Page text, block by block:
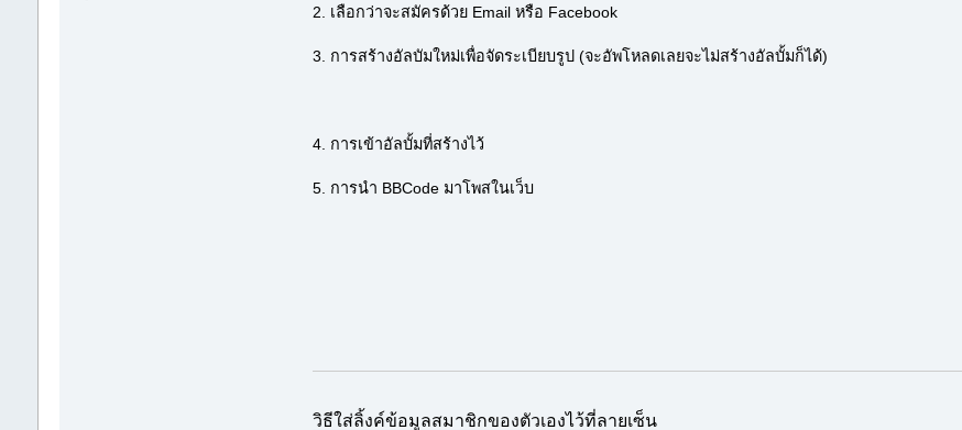
2. เลือกว่าจะสมัครด้วย Email หรือ Facebook
3. การสร้างอัลบัมใหม่เพื่อจัดระเบียบรูป (จะอัพโหลดเลยจะไม่สร้างอัลบั้มก็ได้)
4. การเข้าอัลบั้มที่สร้างไว้
5. การนำ BBCode มาโพสในเว็บ
วิธีใส่ลิ้งค์ข้อมูลสมาชิกของตัวเองไว้ที่ลายเซ็น